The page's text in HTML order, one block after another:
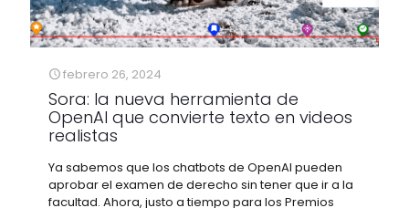
febrero 26, 2024
Sora: la nueva herramienta de
OpenAI que convierte texto en videos
realistas
Ya sabemos que los chatbots de OpenAI pueden
aprobar el examen de derecho sin tener que ir a la
facultad. Ahora, justo a tiempo para los Premios